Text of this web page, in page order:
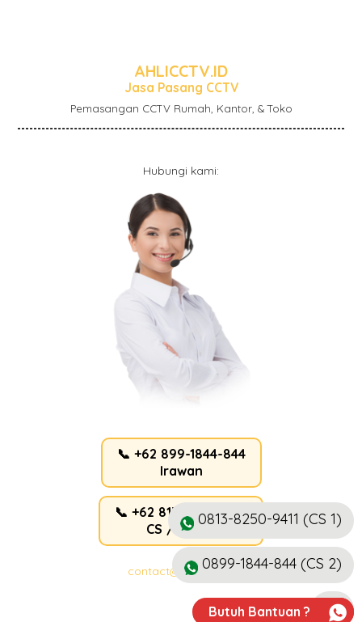
Butuh Bantuan ?
0813-8250-9411 (CS 1)
0899-1844-844 (CS 2)
AHLICCTV.ID
Jasa Pasang CCTV
Pemasangan CCTV Rumah, Kantor, & Toko
Hubungi kami:
📞 +62 899-1844-844
Irawan
📞 +62 813-8250-9411
CS / Admin
contact@ahlicctv.id